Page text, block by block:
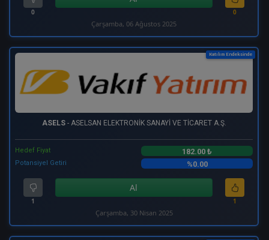
0 0
Çarşamba, 06 Ağustos 2025
Katılım Endeksinde
ASELS- ASELSAN ELEKTRONİK SANAYİ VE TİCARET A.Ş.
Hedef Fiyat 182.00 ₺
Potansiyel Getiri %0.00
1
Al
1
Çarşamba, 30 Nisan 2025